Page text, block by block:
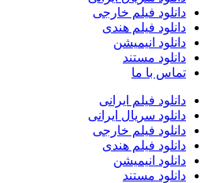
دانلود فیلم خارجی
دانلود فیلم هندی
دانلود انیمیشن
دانلود مستند
تماس با ما
دانلود فیلم ایرانی
دانلود سریال ایرانی
دانلود فیلم خارجی
دانلود فیلم هندی
دانلود انیمیشن
دانلود مستند